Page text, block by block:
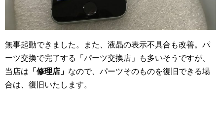
無事起動できました。また、液晶の表示不具合も改善。パ
ーツ交換で完了する「パーツ交換店」も多いそうですが、
当店は 「修理店」 なので、パーツそのものを復旧できる場
合は、復旧いたします。